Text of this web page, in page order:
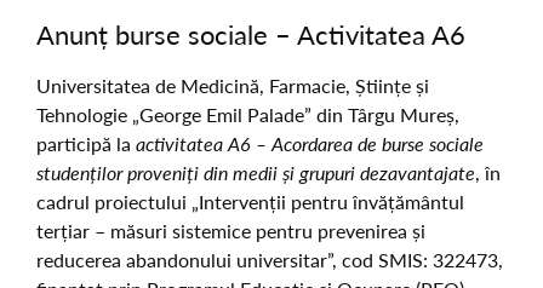
Anunț burse sociale – Activitatea A6
Universitatea de Medicină, Farmacie, Științe și
Tehnologie „George Emil Palade” din Târgu Mureș,
participă la activitatea A6 – Acordarea de burse sociale
studenților proveniți din medii și grupuri dezavantajate, în
cadrul proiectului „Intervenții pentru învățământul
terțiar – măsuri sistemice pentru prevenirea și
reducerea abandonului universitar”, cod SMIS: 322473,